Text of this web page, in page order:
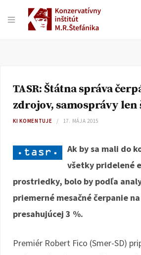
TASR: Štátna správa
zdrojov, samosprávy
KI KOMENTUJE 17. MÁJA 2015
Ak by sa mali do
všetky pridelené
prostriedky, bolo by podľa
priemerné mesačné čerpanie
presahujúcej 3 %.
Premiér Robert Fico (Smer-SD)